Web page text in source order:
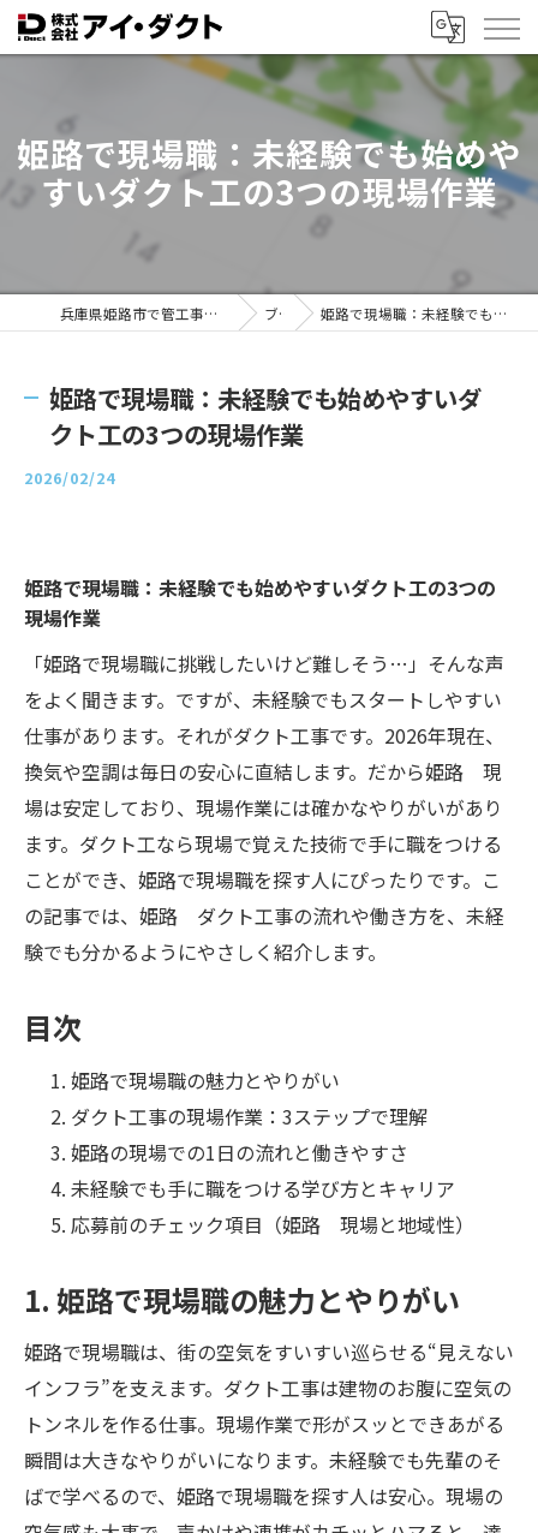
姫路で現場職：未経験でも始めや
すいダクト工の3つの現場作業
兵庫県姫路市で管工事の求人なら株式会社アイ・ダクト ブログ 姫路で現場職：未経験でも始めやすいダクト工の3つの現場作業
姫路で現場職：未経験でも始めやすいダ
クト工の3つの現場作業
2026/02/24
姫路で現場職：未経験でも始めやすいダクト工の3つの
現場作業
「姫路で現場職に挑戦したいけど難しそう…」そんな声
をよく聞きます。ですが、未経験でもスタートしやすい
仕事があります。それがダクト工事です。2026年現在、
換気や空調は毎日の安心に直結します。だから姫路 現
場は安定しており、現場作業には確かなやりがいがあり
ます。ダクト工なら現場で覚えた技術で手に職をつける
ことができ、姫路で現場職を探す人にぴったりです。こ
の記事では、姫路 ダクト工事の流れや働き方を、未経
験でも分かるようにやさしく紹介します。
目次
姫路で現場職の魅力とやりがい
ダクト工事の現場作業：3ステップで理解
姫路の現場での1日の流れと働きやすさ
未経験でも手に職をつける学び方とキャリア
応募前のチェック項目（姫路 現場と地域性）
1. 姫路で現場職の魅力とやりがい
姫路で現場職は、街の空気をすいすい巡らせる“見えない
インフラ”を支えます。ダクト工事は建物のお腹に空気の
トンネルを作る仕事。現場作業で形がスッとできあがる
瞬間は大きなやりがいになります。未経験でも先輩のそ
ばで学べるので、姫路で現場職を探す人は安心。現場の